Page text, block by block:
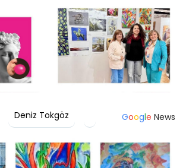
Deniz Tokgöz Google News